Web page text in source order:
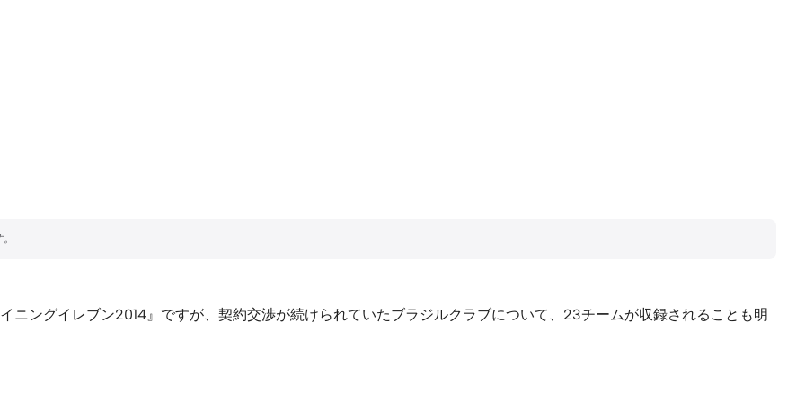
ニングイレブン2014』ですが、契約交渉が続けられていたブラジルクラブについて、23チームが収録されることも明